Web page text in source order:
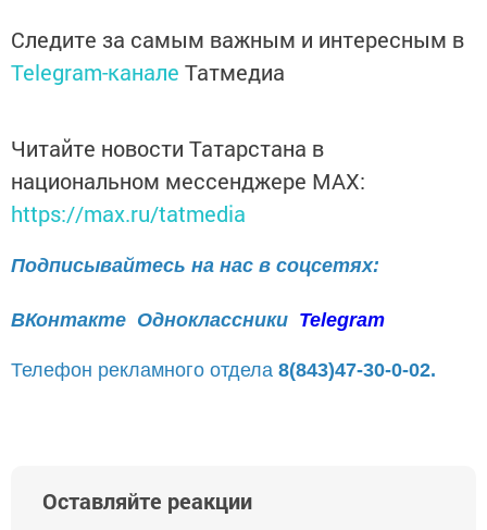
Следите за самым важным и интересным в
Telegram-канале Татмедиа
Читайте новости Татарстана в
национальном мессенджере MАХ:
https://max.ru/tatmedia
Подписывайтесь на нас в соцсетях:
ВКонтакте Одноклассники Telegram
Телефон рекламного отдела 8(843)47-30-0-02.
Оставляйте реакции